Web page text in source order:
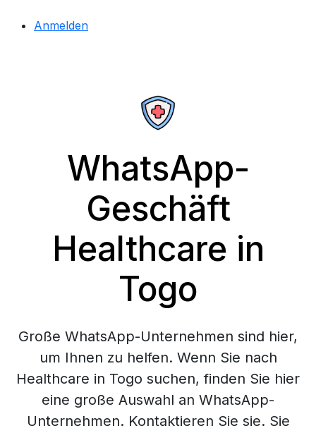
Anmelden
WhatsApp-
Geschäft
Healthcare in
Togo
Große WhatsApp-Unternehmen sind hier,
um Ihnen zu helfen. Wenn Sie nach
Healthcare in Togo suchen, finden Sie hier
eine große Auswahl an WhatsApp-
Unternehmen. Kontaktieren Sie sie. Sie